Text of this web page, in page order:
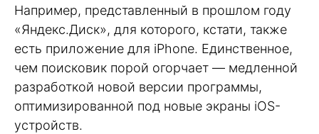
Например, представленный в прошлом году
«Яндекс.Диск», для которого, кстати, также
есть приложение для iPhone. Единственное,
чем поисковик порой огорчает — медленной
разработкой новой версии программы,
оптимизированной под новые экраны iOS-
устройств.